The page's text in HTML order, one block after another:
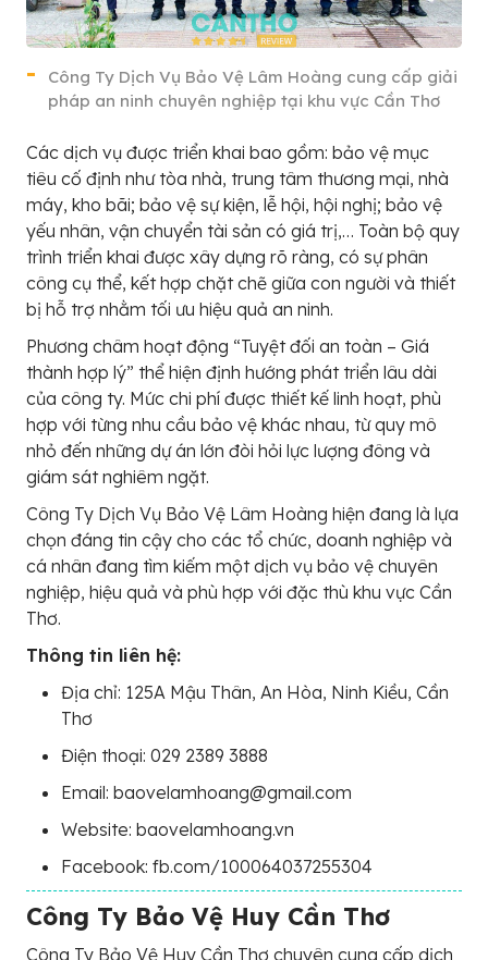
Công Ty Dịch Vụ Bảo Vệ Lâm Hoàng cung cấp giải
pháp an ninh chuyên nghiệp tại khu vực Cần Thơ
Các dịch vụ được triển khai bao gồm: bảo vệ mục
tiêu cố định như tòa nhà, trung tâm thương mại, nhà
máy, kho bãi; bảo vệ sự kiện, lễ hội, hội nghị; bảo vệ
yếu nhân, vận chuyển tài sản có giá trị,… Toàn bộ quy
trình triển khai được xây dựng rõ ràng, có sự phân
công cụ thể, kết hợp chặt chẽ giữa con người và thiết
bị hỗ trợ nhằm tối ưu hiệu quả an ninh.
Phương châm hoạt động “Tuyệt đối an toàn – Giá
thành hợp lý” thể hiện định hướng phát triển lâu dài
của công ty. Mức chi phí được thiết kế linh hoạt, phù
hợp với từng nhu cầu bảo vệ khác nhau, từ quy mô
nhỏ đến những dự án lớn đòi hỏi lực lượng đông và
giám sát nghiêm ngặt.
Công Ty Dịch Vụ Bảo Vệ Lâm Hoàng hiện đang là lựa
chọn đáng tin cậy cho các tổ chức, doanh nghiệp và
cá nhân đang tìm kiếm một dịch vụ bảo vệ chuyên
nghiệp, hiệu quả và phù hợp với đặc thù khu vực Cần
Thơ.
Thông tin liên hệ:
Địa chỉ: 125A Mậu Thân, An Hòa, Ninh Kiều, Cần
Thơ
Điện thoại: 029 2389 3888
Email: baovelamhoang@gmail.com
Website: baovelamhoang.vn
Facebook: fb.com/100064037255304
Công Ty Bảo Vệ Huy Cần Thơ
Công Ty Bảo Vệ Huy Cần Thơ chuyên cung cấp dịch